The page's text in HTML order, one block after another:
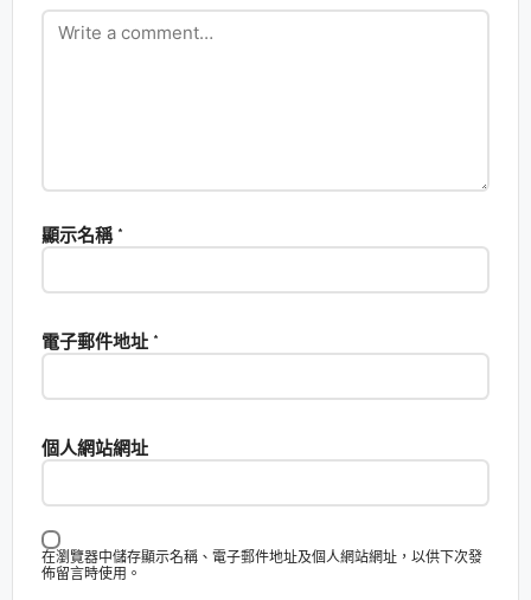
顯示名稱 *
電子郵件地址 *
個人網站網址
在瀏覽器中儲存顯示名稱、電子郵件地址及個人網站網址，以供下次發
佈留言時使用。